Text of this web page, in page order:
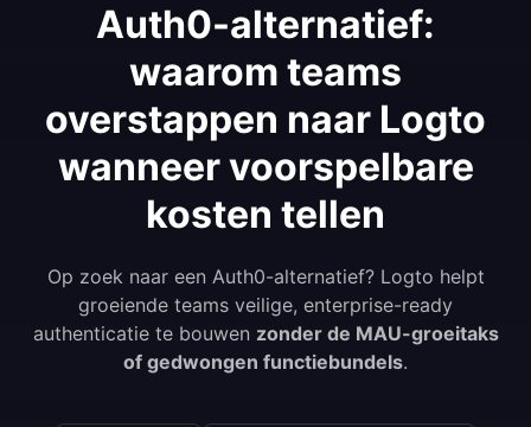
Auth0-alternatief:
waarom teams
overstappen naar Logto
wanneer voorspelbare
kosten tellen
Op zoek naar een Auth0-alternatief? Logto helpt
groeiende teams veilige, enterprise-ready
authenticatie te bouwen zonder de MAU-groeitaks
of gedwongen functiebundels.